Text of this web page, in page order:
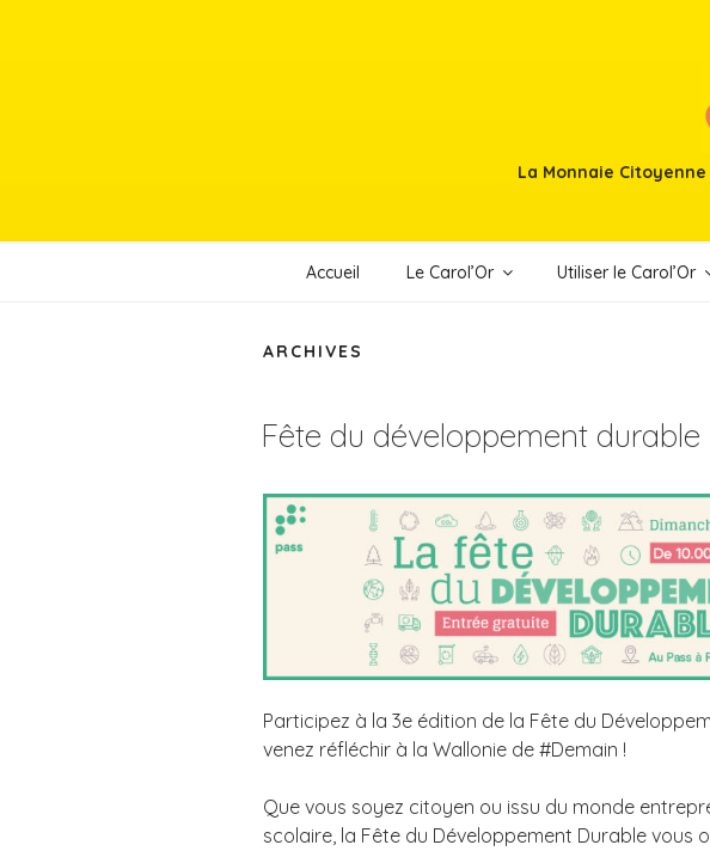
La Monnaie
Accueil Le Carol’Or Utiliser le Carol’Or
ARCHIVES
Fête du développement durable
Participez à la 3e édition de la Fête du
venez réfléchir à la Wallonie de #Demain !
Que vous soyez citoyen ou issu du monde
scolaire, la Fête du Développement Durable vous